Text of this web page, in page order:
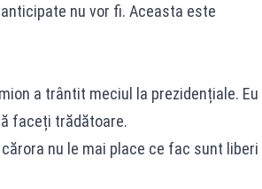
nu vor fi. Aceasta este
a trântit meciul la prezidențiale. Eu
faceți trădătoare.
nu le mai place ce fac sunt liberi